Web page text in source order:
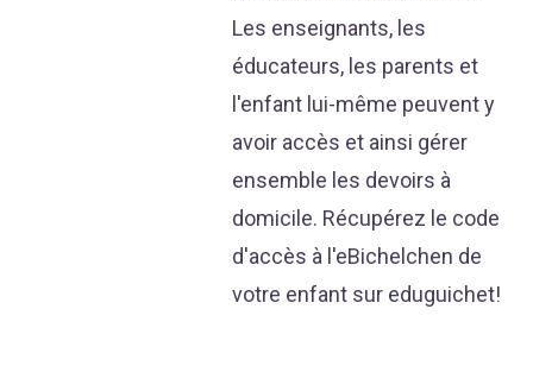
Les enseignants, les
éducateurs, les parents et
l'enfant lui-même peuvent y
avoir accès et ainsi gérer
ensemble les devoirs à
domicile. Récupérez le code
d'accès à l'eBichelchen de
votre enfant sur eduguichet!